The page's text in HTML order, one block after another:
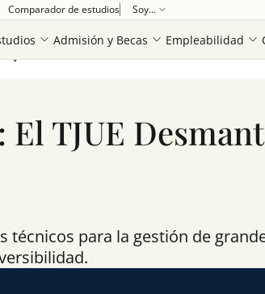
Comparador de estudios Soy...
Admisión y Becas Empleabilidad
TJUE
técnicos para la gestión de